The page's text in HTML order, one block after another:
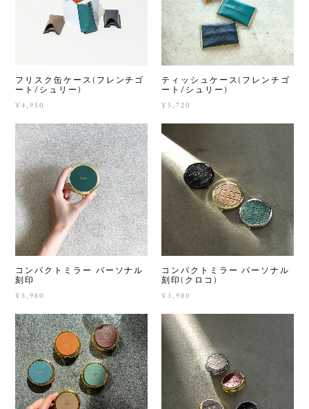
フリスク缶ケース(フレンチゴ
ート/シュリー)
¥4,950
ティッシュケース(フレンチゴ
ート/シュリー)
¥5,720
コンパクトミラー パーソナル
刻印
¥3,980
コンパクトミラー パーソナル
刻印(クロコ)
¥3,980